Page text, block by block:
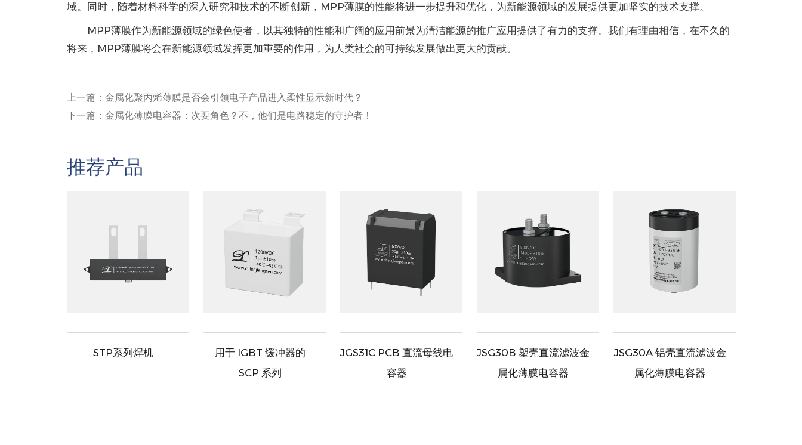
域。同时，随着材料科学的深入研究和技术的不断创新，MPP薄膜的性能将进一步提升和优化，为新能源领域的发展提供更加坚实的技术支撑。
MPP薄膜作为新能源领域的绿色使者，以其独特的性能和广阔的应用前景为清洁能源的推广应用提供了有力的支撑。我们有理由相信，在不久的
将来，MPP薄膜将会在新能源领域发挥更加重要的作用，为人类社会的可持续发展做出更大的贡献。
上一篇：金属化聚丙烯薄膜是否会引领电子产品进入柔性显示新时代？
下一篇：金属化薄膜电容器：次要角色？不，他们是电路稳定的守护者！
推荐产品
STP系列焊机
用于 IGBT 缓冲器的
SCP 系列
JGS31C PCB 直流母线电
容器
JSG30B 塑壳直流滤波金
属化薄膜电容器
JSG30A 铝壳直流滤波金
属化薄膜电容器